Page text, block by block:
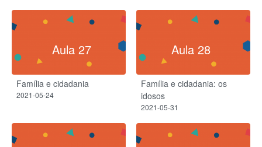
Aula 27
Família e cidadania
2021-05-24
Aula 28
Família e cidadania: os
idosos
2021-05-31